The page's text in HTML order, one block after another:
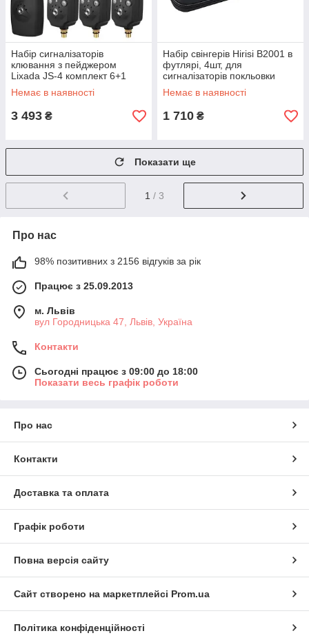
Набір сигналізаторів
клювання з пейджером
Lixada JS-4 комплект 6+1
Немає в наявності
3 493 ₴
Набір свінгерів Hirisi B2001 в
футлярі, 4шт, для
сигналізаторів покльовки
Немає в наявності
1 710 ₴
Показати ще
1 / 3
Про нас
98% позитивних з 2156 відгуків за рік
Працює з 25.09.2013
м. Львів
вул Городницька 47, Львів, Україна
Контакти
Сьогодні працює з 09:00 до 18:00
Показати весь графік роботи
Про нас
Контакти
Доставка та оплата
Графік роботи
Повна версія сайту
Сайт створено на маркетплейсі Prom.ua
Політика конфіденційності